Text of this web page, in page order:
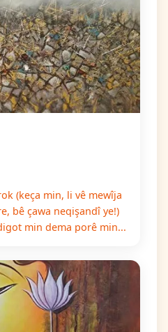
(keça min, li vê mewîja
bê çawa neqişandî ye!)
min dema porê min...